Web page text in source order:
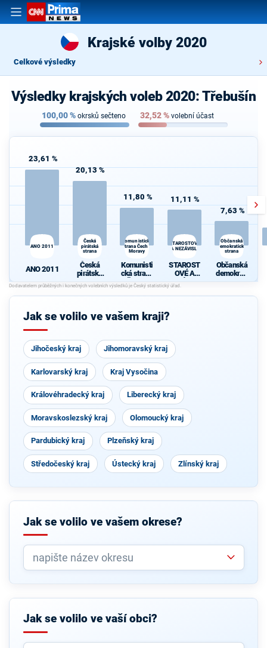
Krajské volby 2020
Celkové výsledky
Výsledky krajských voleb 2020: Třebušín
100,00% okrsků sečteno 32,52% volební účast
23,61 %
ANO 2011
ANO 2011
20,13 %
Česká
pirátská
strana
Česká
pirátská
strana
11,80 %
Komunistická
strana Čech a
Moravy
Komunisti
cká strana
Čech a
Moravy
11,11 %
STAROSTOVÉ
A NEZÁVISLÍ
STAROST
OVÉ A
NEZÁVISL
7,63 %
Občanská
demokratická
strana
Občanská
demokrati
cká strana
Jak se volilo ve vašem kraji?
Jihočeský kraj Jihomoravský kraj
Karlovarský kraj Kraj Vysočina
Královéhradecký kraj Liberecký kraj
Moravskoslezský kraj Olomoucký kraj
Pardubický kraj Plzeňský kraj
Středočeský kraj Ústecký kraj Zlínský kraj
Jak se volilo ve vašem okrese?
Jak se volilo ve vaší obci?